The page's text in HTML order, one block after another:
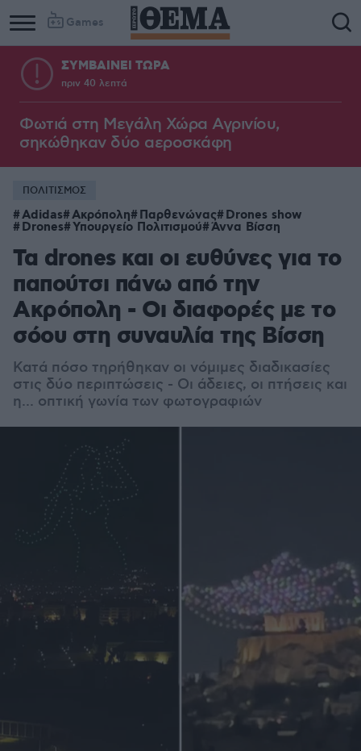
Games
ΣΥΜΒΑΙΝΕΙ ΤΩΡΑ
πριν 40 λεπτά
Φωτιά στη Μεγάλη Χώρα Αγρινίου,
σηκώθηκαν δύο αεροσκάφη
ΠΟΛΙΤΙΣΜΟΣ
Adidas Ακρόπολη Παρθενώνας Drones show
Drones Υπουργείο Πολιτισμού Άννα Βίσση
Τα drones και οι ευθύνες για το
παπούτσι πάνω από την
Ακρόπολη - Οι διαφορές με το
σόου στη συναυλία της Βίσση
Κατά πόσο τηρήθηκαν οι νόμιμες διαδικασίες
στις δύο περιπτώσεις - Οι άδειες, οι πτήσεις και
η... οπτική γωνία των φωτογραφιών